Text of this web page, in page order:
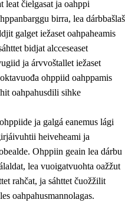
leat čielgasat ja oahppi
birra, lea dárbbašlaš
galget iežaset oahpaheamis
bidjat alcceseaset
ja árvvoštallet iežaset
ohppiid oahppamis
oahpahusdili sihke
ja galgá eanemus lági
heiveheami ja
Ohppiin geain lea dárbu
lea vuoigatvuohta oažžut
rahčat, ja sáhttet čuožžilit
oahpahusmannolagas.